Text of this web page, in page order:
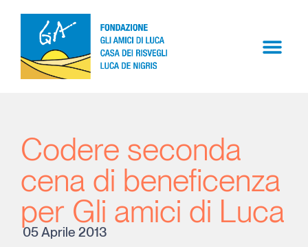
Codere seconda
cena di beneficenza
per Gli amici di Luca
05 Aprile 2013